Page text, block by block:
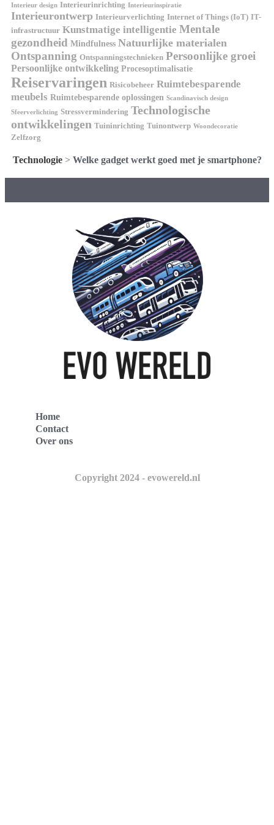
Interieur design Interieurinrichting Interieurinspiratie
Interieurontwerp Interieurverlichting Internet of Things (IoT) IT-
infrastructuur Kunstmatige intelligentie Mentale
gezondheid Mindfulness Natuurlijke materialen
Ontspanning Ontspanningstechnieken Persoonlijke groei
Persoonlijke ontwikkeling Procesoptimalisatie
Reiservaringen Risicobeheer Ruimtebesparende
meubels Ruimtebesparende oplossingen Scandinavisch design
Sfeerverlichting Stressvermindering Technologische
ontwikkelingen Tuininrichting Tuinontwerp Woondecoratie
Zelfzorg
Technologie> Welke gadget werkt goed met je smartphone?
Home
Contact
Over ons
Copyright 2024 - evowereld.nl